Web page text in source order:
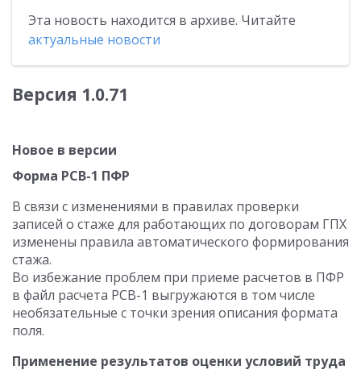
Эта новость находится в архиве. Читайте
актуальные новости
Версия 1.0.71
Новое в версии
Форма РСВ-1 ПФР
В связи с изменениями в правилах проверки
записей о стаже для работающих по договорам ГПХ
изменены правила автоматического формирования
стажа.
Во избежание проблем при приеме расчетов в ПФР
в файл расчета РСВ-1 выгружаются в том числе
необязательные с точки зрения описания формата
поля.
Применение результатов оценки условий труда